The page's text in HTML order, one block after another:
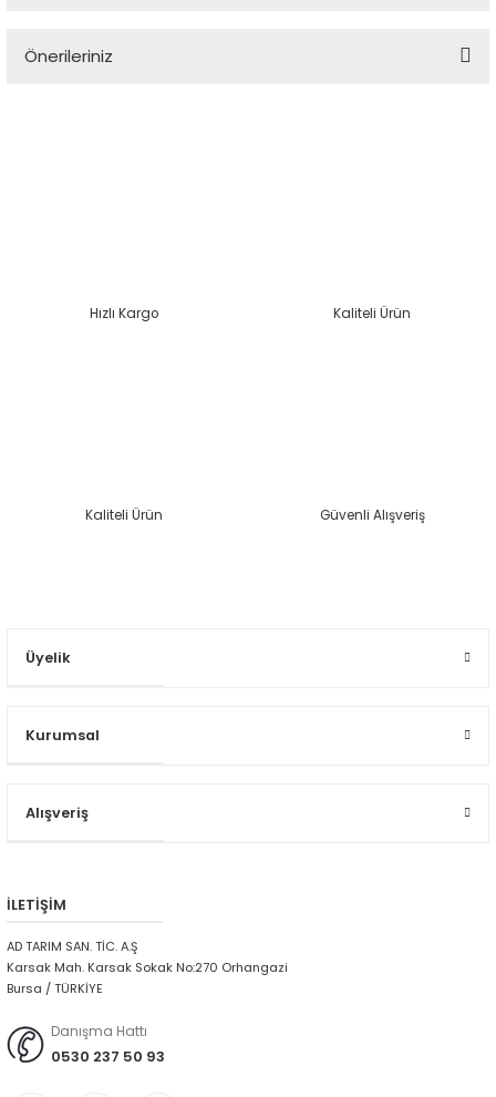
Önerileriniz
Hızlı Kargo Kaliteli Ürün
Kaliteli Ürün Güvenli Alışveriş
Üyelik
Kurumsal
Alışveriş
İLETİŞİM
AD TARIM SAN. TİC. A.Ş
Karsak Mah. Karsak Sokak No:270 Orhangazi
Bursa / TÜRKİYE
Danışma Hattı
0530 237 50 93